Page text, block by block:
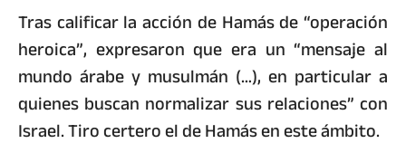
Tras calificar la acción de Hamás de “operación
heroica”, expresaron que era un “mensaje al
mundo árabe y musulmán (…), en particular a
quienes buscan normalizar sus relaciones” con
Israel. Tiro certero el de Hamás en este ámbito.